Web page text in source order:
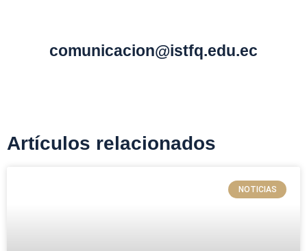
comunicacion@istfq.edu.ec
Artículos relacionados
NOTICIAS